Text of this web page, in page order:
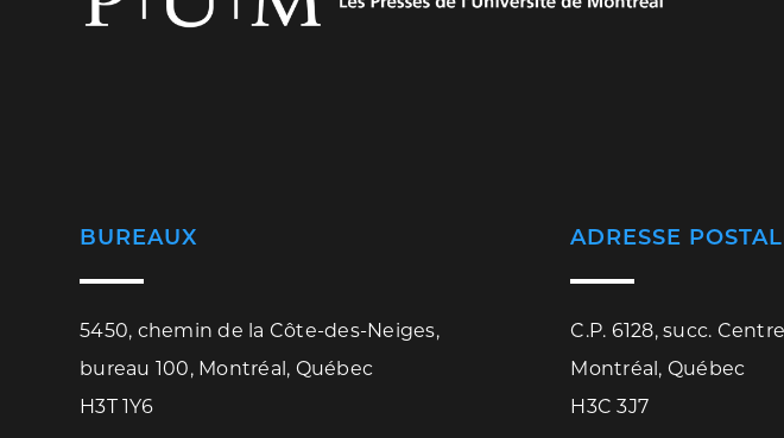
BUREAUX
5450, chemin de la Côte-des-Neiges,
bureau 100, Montréal, Québec
H3T 1Y6
ADRESSE
C.P. 6128, succ.
Montréal, Québec
H3C 3J7